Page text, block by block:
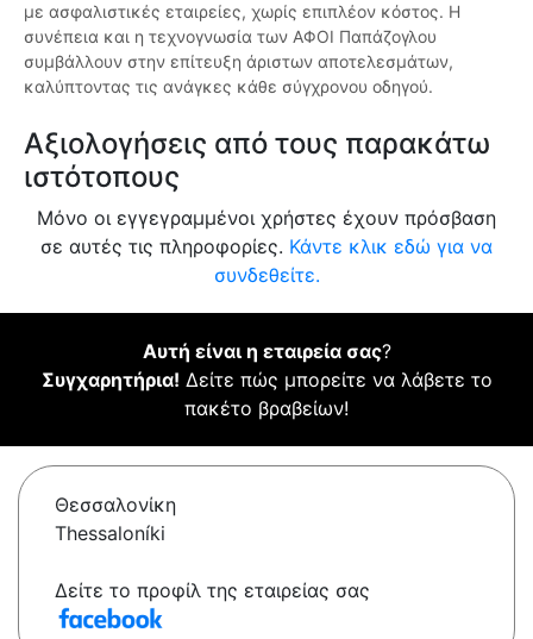
με ασφαλιστικές εταιρείες, χωρίς επιπλέον κόστος. Η
συνέπεια και η τεχνογνωσία των ΑΦΟΙ Παπάζογλου
συμβάλλουν στην επίτευξη άριστων αποτελεσμάτων,
καλύπτοντας τις ανάγκες κάθε σύγχρονου οδηγού.
Αξιολογήσεις από τους παρακάτω
ιστότοπους
Μόνο οι εγγεγραμμένοι χρήστες έχουν πρόσβαση
σε αυτές τις πληροφορίες. Κάντε κλικ εδώ για να
συνδεθείτε.
Αυτή είναι η εταιρεία σας?
Συγχαρητήρια! Δείτε πώς μπορείτε να λάβετε το
πακέτο βραβείων!
Θεσσαλονίκη
Thessaloníki
Δείτε το προφίλ της εταιρείας σας